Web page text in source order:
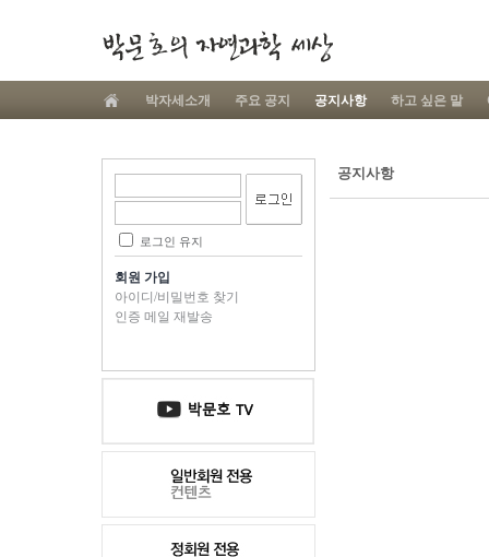
박자세소개 주요 공지 공지사항 하고 싶은 말
로그인 유지
회원 가입
아이디/비밀번호 찾기
인증 메일 재발송
공지사항